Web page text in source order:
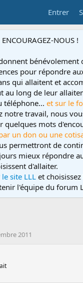
Entrer
ENCOURAGEZ-NOUS !
bénévolement
pour répondre
qui allaitent et
au long de leur
téléphone... et sur le
notre travail, nous
quelques mots
un don ou une
permettront de
mieux répondre
d'allaiter.
le site LLL et
l'équipe du forum
2011